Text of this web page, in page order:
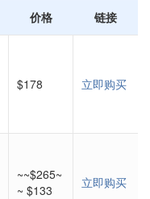
价格 链接
$178 立即购买
~~$265~
~ $133
立即购买